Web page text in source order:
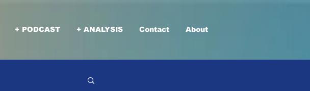
+ PODCAST + ANALYSIS Contact About